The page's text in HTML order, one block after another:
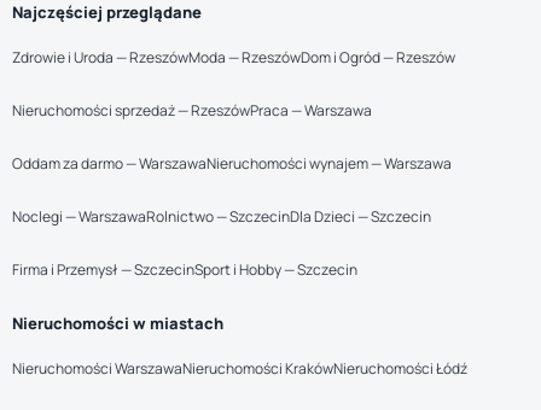
Najczęściej przeglądane
Zdrowie i Uroda — RzeszówModa — RzeszówDom i Ogród — Rzeszów
Nieruchomości sprzedaż — RzeszówPraca — Warszawa
Oddam za darmo — WarszawaNieruchomości wynajem — Warszawa
Noclegi — WarszawaRolnictwo — SzczecinDla Dzieci — Szczecin
Firma i Przemysł — SzczecinSport i Hobby — Szczecin
Nieruchomości w miastach
Nieruchomości WarszawaNieruchomości KrakówNieruchomości Łódź